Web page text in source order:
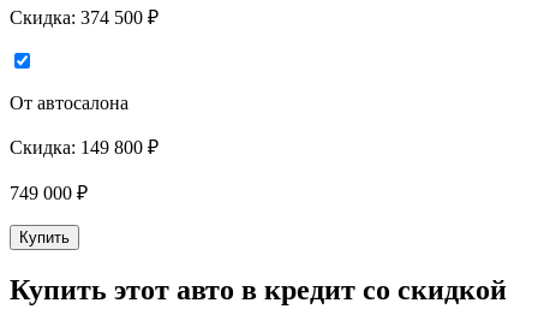
Скидка: 374 500 ₽
От автосалона
Скидка: 149 800 ₽
749 000 ₽
Купить
Купить этот авто в кредит со скидкой